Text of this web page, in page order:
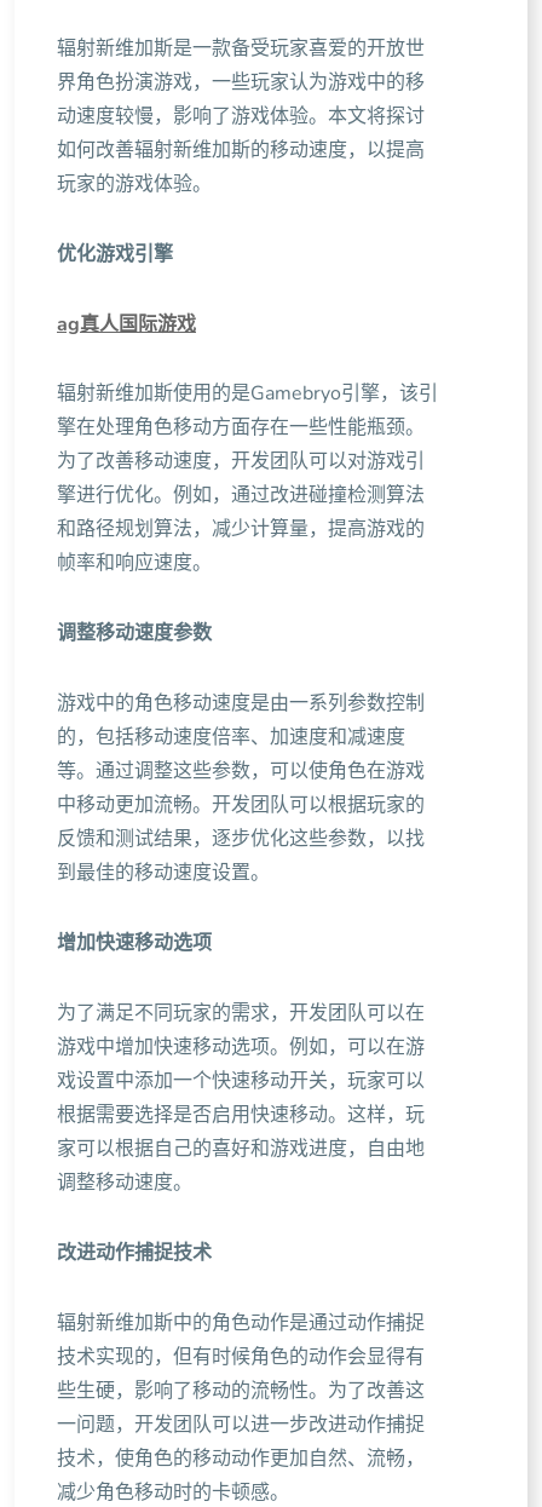
辐射新维加斯是一款备受玩家喜爱的开放世
界角色扮演游戏，一些玩家认为游戏中的移
动速度较慢，影响了游戏体验。本文将探讨
如何改善辐射新维加斯的移动速度，以提高
玩家的游戏体验。
优化游戏引擎
ag真人国际游戏
辐射新维加斯使用的是Gamebryo引擎，该引
擎在处理角色移动方面存在一些性能瓶颈。
为了改善移动速度，开发团队可以对游戏引
擎进行优化。例如，通过改进碰撞检测算法
和路径规划算法，减少计算量，提高游戏的
帧率和响应速度。
调整移动速度参数
游戏中的角色移动速度是由一系列参数控制
的，包括移动速度倍率、加速度和减速度
等。通过调整这些参数，可以使角色在游戏
中移动更加流畅。开发团队可以根据玩家的
反馈和测试结果，逐步优化这些参数，以找
到最佳的移动速度设置。
增加快速移动选项
为了满足不同玩家的需求，开发团队可以在
游戏中增加快速移动选项。例如，可以在游
戏设置中添加一个快速移动开关，玩家可以
根据需要选择是否启用快速移动。这样，玩
家可以根据自己的喜好和游戏进度，自由地
调整移动速度。
改进动作捕捉技术
辐射新维加斯中的角色动作是通过动作捕捉
技术实现的，但有时候角色的动作会显得有
些生硬，影响了移动的流畅性。为了改善这
一问题，开发团队可以进一步改进动作捕捉
技术，使角色的移动动作更加自然、流畅，
减少角色移动时的卡顿感。